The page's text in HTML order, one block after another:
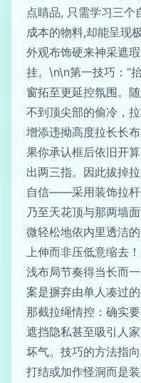
点睛品, 只需学习三个
成本的物料,却能呈现
外观布饰硬来神采遮
挂。\n\n第一技巧：“
窗拓至更延控氛围。
不到顶尖部的偷冷，
增添违拗高度拉长长
果你承认框后依旧开
出两三指。因此拔掉
自信——采用装饰拉杆
乃至天花顶与那两墙
微轻松地依内里透洁
上伸而非压低意缩去
浅布局节奏得当长而
案是摒弃由单人凑过
那截拉绳情控：确实
遮挡隐私甚至吸引人
坏气。技巧的方法指
打结或加作怪洞而是